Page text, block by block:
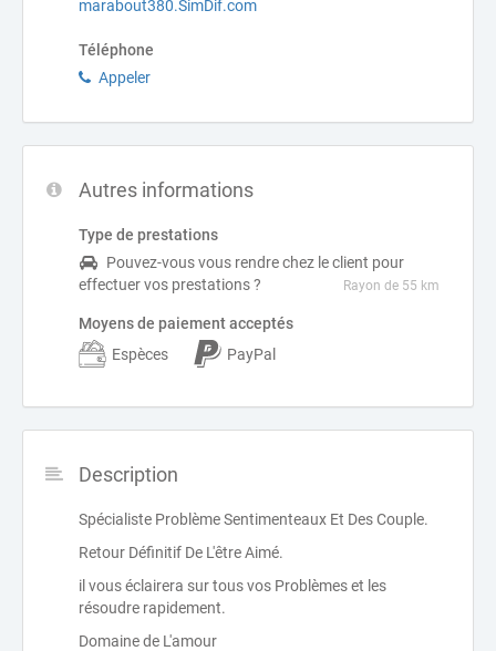
marabout380.SimDif.com
Téléphone
Appeler
Autres informations
Type de prestations
Pouvez-vous vous rendre chez le client pour
effectuer vos prestations ?
Rayon de 55 km
Moyens de paiement acceptés
Espèces
PayPal
Description
Spécialiste Problème Sentimenteaux Et Des Couple.
Retour Définitif De L'être Aimé.
il vous éclairera sur tous vos Problèmes et les
résoudre rapidement.
Domaine de L'amour